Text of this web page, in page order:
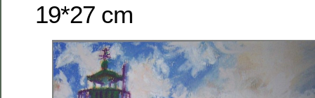
19*27 cm